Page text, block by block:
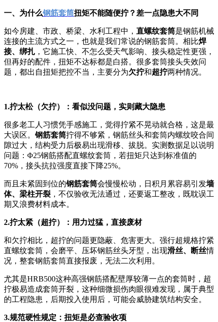
一、为什么钢筋套筒扭矩不能随便拧？差一点隐患大不同
如今房建、市政、桥梁、水利工程中， 直螺纹套筒是钢筋机械
连接的主流方式之一，也就是我们常说的钢筋套筒。相比焊
接、绑扎 ，它施工快、不怎么受天气影响、接头稳定性更强，
但再好的配件，扭矩不达标都是白搭。很多套筒接头失效问
题，都出自扭矩把控不当，主要分为欠拧和超拧两种情况。
1.拧太松（欠拧）：看似没问题，实则藏大隐患
很多老工人习惯凭手感施工，觉得拧紧不晃动就合格，这是最
大误区。钢筋套筒拧得不够紧，钢筋丝头和套筒内螺纹咬合间
隙过大，结构受力后极易出现滑移、拔脱。实测数据足以说明
问题：Φ25钢筋搭配直螺纹套筒，若扭矩只达到标准值的
70%，接头抗拉强度直接下降25%。
而且未紧固到位的钢筋套筒会慢慢松动，日积月累容易引发墙
体、梁柱开裂 ，不仅验收无法通过，还要返工整改，既耽误工
期又浪费材料成本。
2.拧太紧（超拧）：用力过猛，直接废材
和欠拧相比，超拧的问题更隐蔽、危害更大。强行超规格拧紧
直螺纹套筒，会磨平、压坏钢筋丝头牙型，出现滑丝、断丝情
况，整套钢筋套筒直接报废，无法二次利用。
尤其是HRB500这种高强钢筋搭配壁厚较薄一点的套筒时，超
拧极易造成套筒开裂，这种细微损伤肉眼很难发现，属于典型
的工程隐患，后期投入使用后，可能会威胁建筑结构安全。
3.规范硬性规定：扭矩是必查验收项